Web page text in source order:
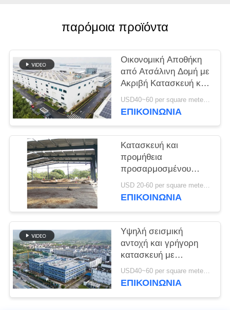
ΥΠΟΘΈΣΕΙΣ
SITEMAP
ΠΟΛΙΤΙΚΉ
ΑΠΟΡΡΉΤΟΥ
παρόμοια προϊόντα
Οικονομική Αποθήκη
από Ατσάλινη Δομή με
Ακριβή Κατασκευή και
Ολοκληρωμένη Λύση
Παράδοσης
USD40~60 per square meter MOQ:1000 sqm
ΕΠΙΚΟΙΝΩΝΙΑ
Κατασκευή και
προμήθεια
προσαρμοσμένου
πλαισίου πύλης
κατασκευή
Μπενίν
USD 20-60 per square meter MOQ:1000 Τετραγωνικά μέτρα
ΕΠΙΚΟΙΝΩΝΙΑ
Υψηλή σεισμική
αντοχή και γρήγορη
κατασκευή με
ανθεκτική ατσάλινη
δομή αποθήκη για τις
USD40~60 per square meter MOQ:1000 τετραγωνικά μέτρα
ΕΠΙΚΟΙΝΩΝΙΑ